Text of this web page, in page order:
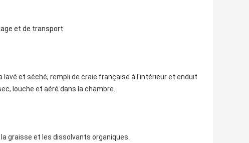
et de transport
et séché, rempli de craie française à l'intérieur et enduit
louche et aéré dans la chambre.
graisse et les dissolvants organiques.